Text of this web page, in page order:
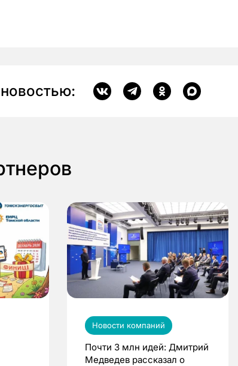
Новости компаний
Почти 3 млн идей: Дмитрий
Медведев рассказал о